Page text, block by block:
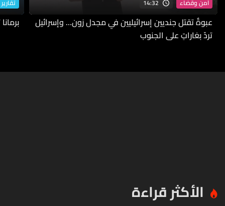
أمن وقضاء 14:32
عبوةٌ تقتل جنديين إسرائيليين في مجدل زون… وإسرائيل
تردّ بغاراتٍ على الجنوب
الأكثر قراءة